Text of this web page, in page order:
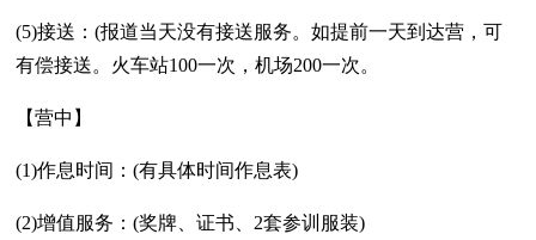
(5)接送：(报道当天没有接送服务。如提前一天到达营，可
有偿接送。火车站100一次，机场200一次。
【营中】
(1)作息时间：(有具体时间作息表)
(2)增值服务：(奖牌、证书、2套参训服装)